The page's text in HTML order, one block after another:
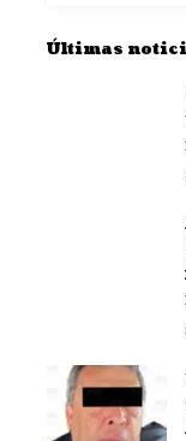
Últimas